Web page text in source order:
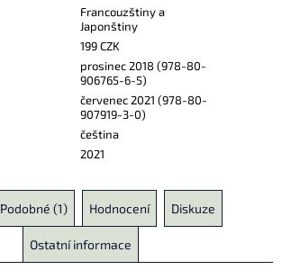
Francouzštiny a
Japonštiny
199 CZK
prosinec 2018 (978-80-
906765-6-5)
červenec 2021 (978-80-
907919-3-0)
čeština
2021
Podobné (1) Hodnocení Diskuze
Ostatní informace